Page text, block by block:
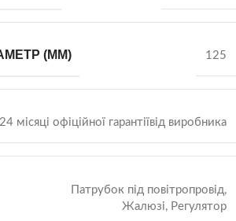
(ММ) 125
24 місяці офіційної гарантіївід виробника
Патрубок під повітропровід,
Жалюзі, Регулятор